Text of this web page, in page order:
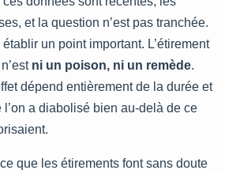
et la question n’est pas tranchée.
un point important. L’étirement
ni un poison, ni un remède.
dépend entièrement de la durée et
a diabolisé bien au-delà de ce
que les étirements font sans doute